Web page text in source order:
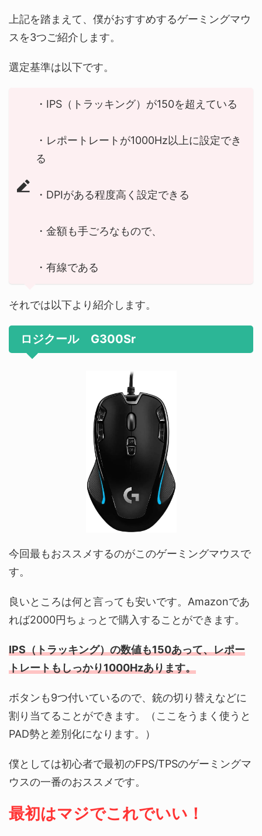
上記を踏まえて、僕がおすすめするゲーミングマウ
スを3つご紹介します。
選定基準は以下です。
・IPS（トラッキング）が150を超えている
・レポートレートが1000Hz以上に設定でき
る
・DPIがある程度高く設定できる
・金額も手ごろなもので、
・有線である
それでは以下より紹介します。
ロジクール G300Sr
今回最もおススメするのがこのゲーミングマウスで
す。
良いところは何と言っても安いです。Amazonであ
れば2000円ちょっとで購入することができます。
IPS（トラッキング）の数値も150あって、レポー
トレートもしっかり1000Hzあります。
ボタンも9つ付いているので、銃の切り替えなどに
割り当てることができます。（ここをうまく使うと
PAD勢と差別化になります。）
僕としては初心者で最初のFPS/TPSのゲーミングマ
ウスの一番のおススメです。
最初はマジでこれでいい！